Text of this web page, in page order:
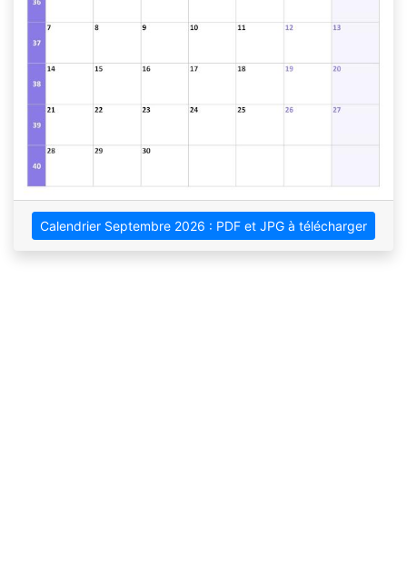
Calendrier Septembre 2026 : PDF et JPG à télécharger